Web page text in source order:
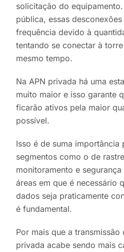
solicitação do
pública, essas
frequência devido à
tentando se conectar à
mesmo tempo.
Na APN privada há uma
muito maior e isso garante
ficarão ativos pela maior
possível.
Isso é de suma importância
segmentos como o de
monitoramento e
áreas em que é necessário
dados seja praticamente
é fundamental.
Por mais que a transmissão
privada acabe sendo mais